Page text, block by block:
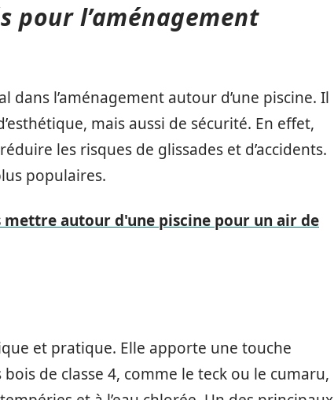
pour l’aménagement
l’aménagement autour d’une piscine. Il
mais aussi de sécurité. En effet,
les risques de glissades et d’accidents.
populaires.
mettre autour d'une piscine pour un air de
et pratique. Elle apporte une touche
de classe 4, comme le teck ou le cumaru,